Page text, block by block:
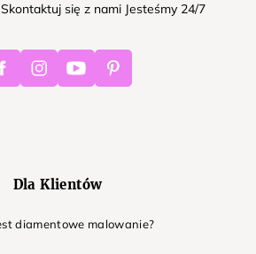
Skontaktuj się z nami Jesteśmy 24/7
FacebookInstagramYoutube Pinterest
Dla Klientów
diamentowe malowanie?